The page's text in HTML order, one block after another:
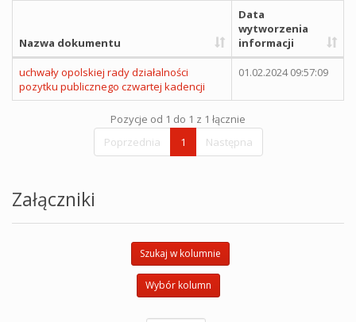
Nazwa dokumentu
Data
wytworzenia
informacji
uchwały opolskiej rady działalności
pozytku publicznego czwartej kadencji
01.02.2024 09:57:09
Pozycje od 1 do 1 z 1 łącznie
Poprzednia
1 Następna
Załączniki
Szukaj w kolumnie
Wybór kolumn